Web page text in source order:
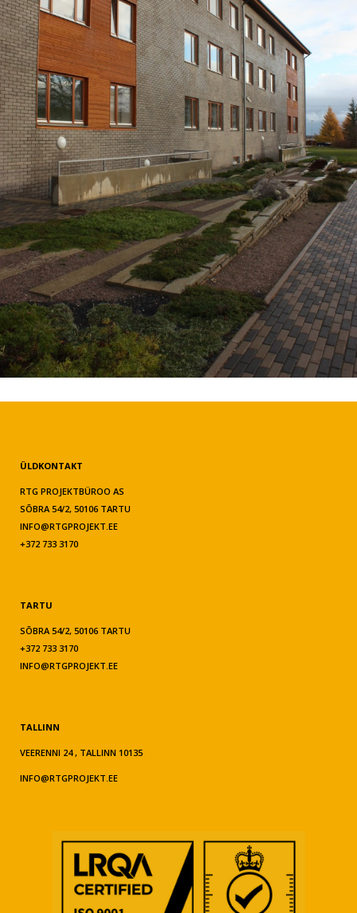
ÜLDKONTAKT
RTG PROJEKTBÜROO AS
SÕBRA 54/2, 50106 TARTU
INFO@RTGPROJEKT.EE
+372 733 3170
TARTU
SÕBRA 54/2, 50106 TARTU
+372 733 3170
INFO@RTGPROJEKT.EE
TALLINN
VEERENNI 24 , TALLINN 10135
INFO@RTGPROJEKT.EE